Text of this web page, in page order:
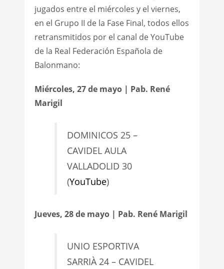
jugados entre el miércoles y el viernes,
en el Grupo II de la Fase Final, todos ellos
retransmitidos por el canal de YouTube
de la Real Federación Española de
Balonmano:
Miércoles, 27 de mayo | Pab. René
Marigil
DOMINICOS 25 –
CAVIDEL AULA
VALLADOLID 30
(YouTube)
Jueves, 28 de mayo | Pab. René Marigil
UNIO ESPORTIVA
SARRIÀ 24 – CAVIDEL